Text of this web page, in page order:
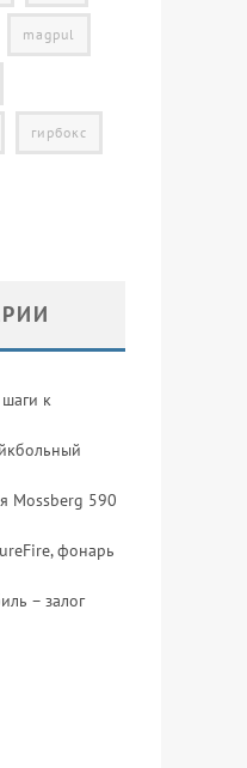
magpul
гирбокс
к
Mossberg 590
фонарь
– залог